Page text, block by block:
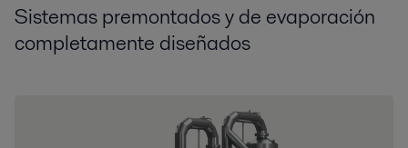
Sistemas premontadosy de evaporación
completamente diseñados